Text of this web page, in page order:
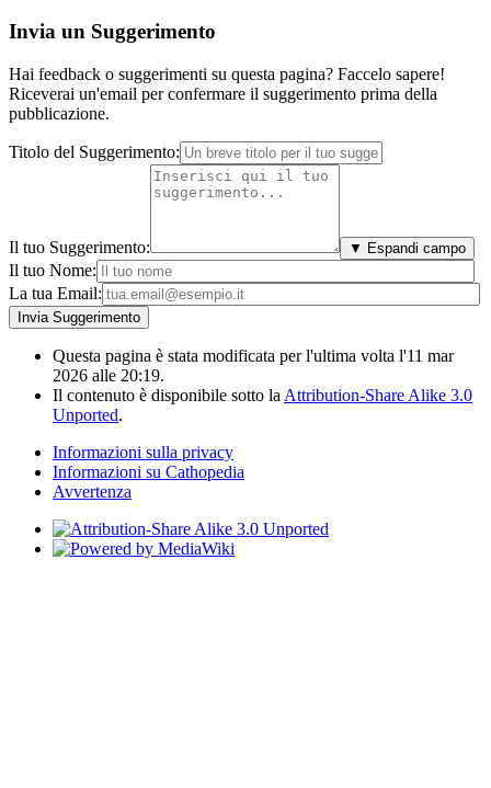
Invia un Suggerimento
Hai feedback o suggerimenti su questa pagina? Faccelo sapere!
Riceverai un'email per confermare il suggerimento prima della
pubblicazione.
Titolo del Suggerimento:
Il tuo Suggerimento: ▼ Espandi campo
Il tuo Nome:
La tua Email:
Questa pagina è stata modificata per l'ultima volta l'11 mar
2026 alle 20:19.
Il contenuto è disponibile sotto la Attribution-Share Alike 3.0
Unported.
Informazioni sulla privacy
Informazioni su Cathopedia
Avvertenza